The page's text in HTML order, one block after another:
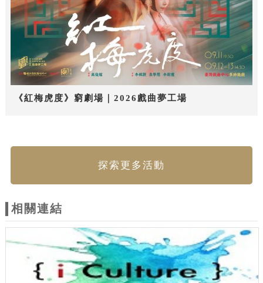
《紅梅虎度》窮劇場｜2026戲曲夢工場
探索更多活動
相關連結